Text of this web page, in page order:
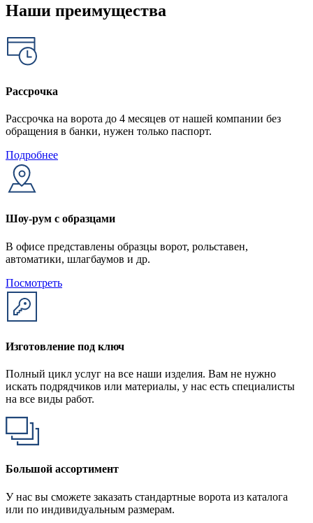
Наши преимущества
Рассрочка
Рассрочка на ворота до 4 месяцев от нашей компании без
обращения в банки, нужен только паспорт.
Подробнее
Шоу-рум с образцами
В офисе представлены образцы ворот, рольставен,
автоматики, шлагбаумов и др.
Посмотреть
Изготовление под ключ
Полный цикл услуг на все наши изделия. Вам не нужно
искать подрядчиков или материалы, у нас есть специалисты
на все виды работ.
Большой ассортимент
У нас вы сможете заказать стандартные ворота из каталога
или по индивидуальным размерам.